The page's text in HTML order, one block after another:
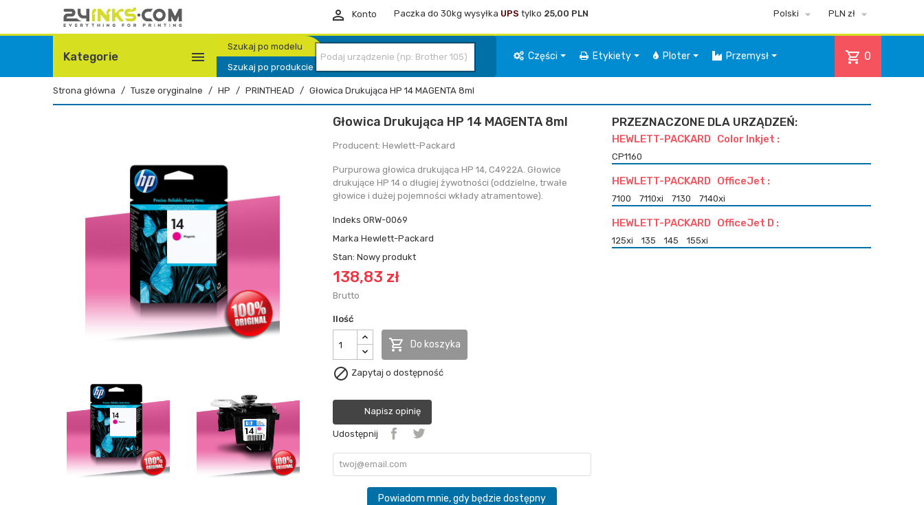
 Konto Paczka do 30kg wysyłka UPS tylko 25,00 PLN Polski  PLN zł 
Kategorie 
Szukaj po modelu
Szukaj po produkcie
shopping_cart 0
Części Etykiety Ploter Przemysł
Strona główna Tusze oryginalne HP PRINTHEAD Głowica Drukująca HP 14 MAGENTA 8ml
Głowica Drukująca HP 14 MAGENTA 8ml
Producent: Hewlett-Packard
Purpurowa głowica drukująca HP 14, C4922A. Głowice
drukujące HP 14 o długiej żywotności (oddzielne, trwałe
głowice i dużej pojemności wkłady atramentowe).
Indeks ORW-0069
Marka Hewlett-Packard
Stan: Nowy produkt
138,83 zł
Brutto
Ilość
 Do koszyka
 Zapytaj o dostępność
Napisz opinię
Udostępnij
Powiadom mnie, gdy będzie dostępny
PRZEZNACZONE DLA URZĄDZEŃ:
HEWLETT-PACKARD Color Inkjet :
CP1160
HEWLETT-PACKARD OfficeJet :
7100 7110xi 7130 7140xi
HEWLETT-PACKARD OfficeJet D :
125xi 135 145 155xi